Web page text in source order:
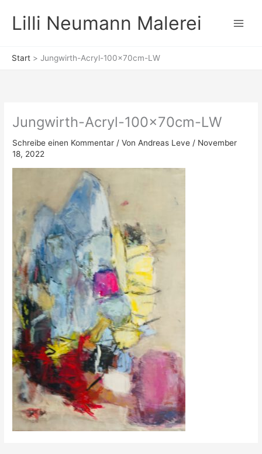
Inhalt
springen
Lilli Neumann Malerei
Start Jungwirth-Acryl-100x70cm-LW
Jungwirth-Acryl-100x70cm-LW
Schreibe einen Kommentar / VonAndreas Leve / November
18, 2022